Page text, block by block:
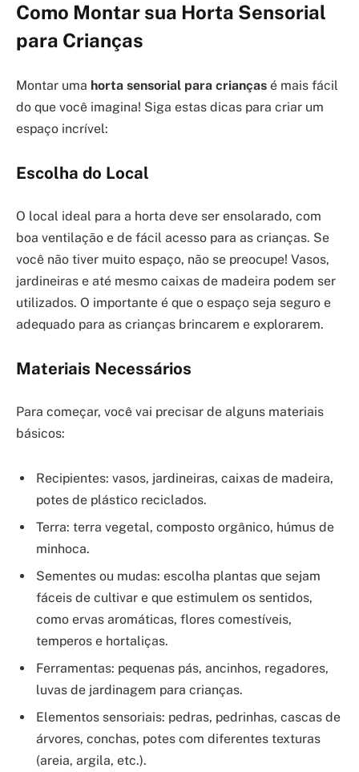
Como Montar sua Horta Sensorial
para Crianças
Montar uma horta sensorial para crianças é mais fácil
do que você imagina! Siga estas dicas para criar um
espaço incrível:
Escolha do Local
O local ideal para a horta deve ser ensolarado, com
boa ventilação e de fácil acesso para as crianças. Se
você não tiver muito espaço, não se preocupe! Vasos,
jardineiras e até mesmo caixas de madeira podem ser
utilizados. O importante é que o espaço seja seguro e
adequado para as crianças brincarem e explorarem.
Materiais Necessários
Para começar, você vai precisar de alguns materiais
básicos:
Recipientes: vasos, jardineiras, caixas de madeira,
potes de plástico reciclados.
Terra: terra vegetal, composto orgânico, húmus de
minhoca.
Sementes ou mudas: escolha plantas que sejam
fáceis de cultivar e que estimulem os sentidos,
como ervas aromáticas, flores comestíveis,
temperos e hortaliças.
Ferramentas: pequenas pás, ancinhos, regadores,
luvas de jardinagem para crianças.
Elementos sensoriais: pedras, pedrinhas, cascas de
árvores, conchas, potes com diferentes texturas
(areia, argila, etc.).